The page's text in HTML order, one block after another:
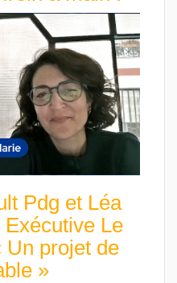
Pdg et Léa
Le
Un projet de
»